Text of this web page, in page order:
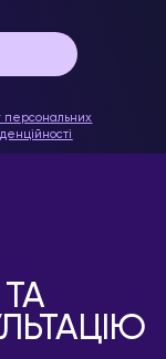
персональних